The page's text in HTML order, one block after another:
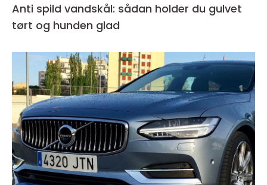
Anti spild vandskål: sådan holder du gulvet
tørt og hunden glad